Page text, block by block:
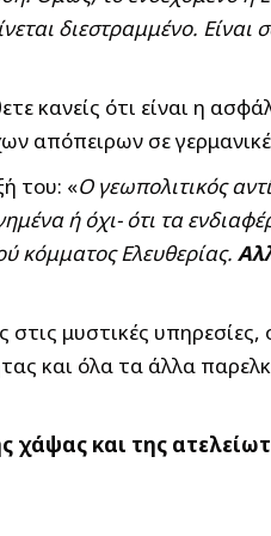
διεστραμμένο. Είναι
κανείς ότι είναι η
απόπειρων σε
του: «Ο γεωπολιτικός
ή όχι- ότι τα
κόμματος Ελευθερίας.
μυστικές
και όλα τα άλλα
χάψας και της